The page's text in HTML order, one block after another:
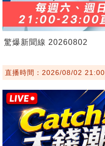
驚爆新聞線 20260802
直播時間：2026/08/02 21:00